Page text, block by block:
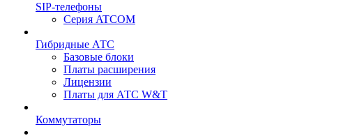
SIP-телефоны
Серия ATCOM
Гибридные АТС
Базовые блоки
Платы расширения
Лицензии
Платы для АТС W&T
Коммутаторы